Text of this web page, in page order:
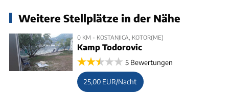
Weitere Stellplätze in der Nähe
0 KM - KOSTANJICA, KOTOR(ME)
Kamp Todorovic
5 Bewertungen
25,00 EUR/Nacht